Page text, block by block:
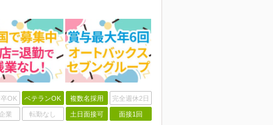
OK ベテランOK 複数名採用 完全週休2日
業 転勤なし 土日面接可 面接1回